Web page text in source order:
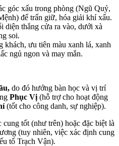
góc xấu trong phòng (Ngũ Quỷ,
để trấn giữ, hóa giải khí xấu.
diện thẳng cửa ra vào, dưới xà
soi.
khách, ưu tiên màu xanh lá, xanh
ngủ ngon và may mắn.
do đó hướng bàn học và vị trí
Phục Vị (hỗ trợ cho hoạt động
(tốt cho công danh, sự nghiệp).
cung tốt (như trên) hoặc đặc biệt là
(tuy nhiên, việc xác định cung
tố Trạch Vận).